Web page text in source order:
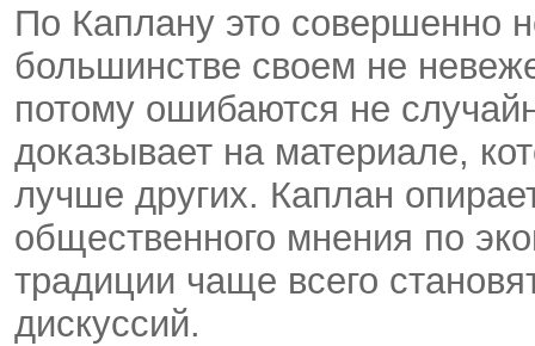
По Каплану это совершенно
большинстве своем не
потому ошибаются не
доказывает на материале,
лучше других. Каплан
общественного мнения по
традиции чаще всего
дискуссий.